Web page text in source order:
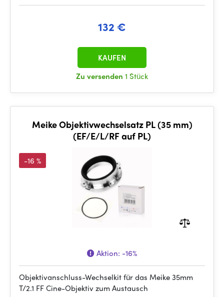
132 €
Zu versenden 1 Stück
KAUFEN
Meike Objektivwechselsatz PL (35 mm)
(EF/E/L/RF auf PL)
-16 %
Aktion: -16%
Objektivanschluss-Wechselkit für das Meike 35mm
T/2.1 FF Cine-Objektiv zum Austausch